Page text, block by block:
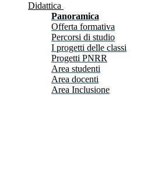
Didattica
Panoramica
Offerta formativa
Percorsi di studio
I progetti delle classi
Progetti PNRR
Area studenti
Area docenti
Area Inclusione